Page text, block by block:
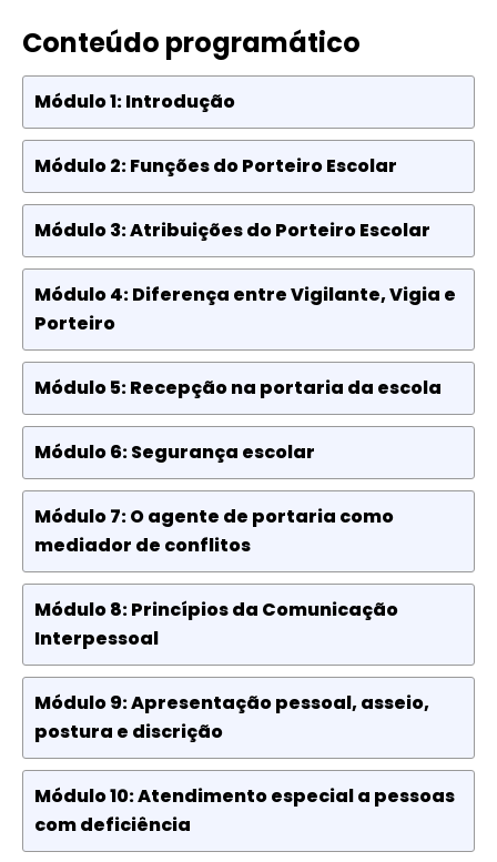
Conteúdo programático
Módulo 1: Introdução
Módulo 2: Funções do Porteiro Escolar
Módulo 3: Atribuições do Porteiro Escolar
Módulo 4: Diferença entre Vigilante, Vigia e
Porteiro
Módulo 5: Recepção na portaria da escola
Módulo 6: Segurança escolar
Módulo 7: O agente de portaria como
mediador de conflitos
Módulo 8: Princípios da Comunicação
Interpessoal
Módulo 9: Apresentação pessoal, asseio,
postura e discrição
Módulo 10: Atendimento especial a pessoas
com deficiência